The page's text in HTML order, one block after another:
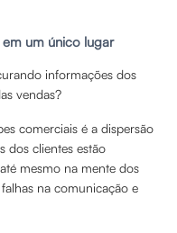
um único lugar
informações dos
vendas?
comerciais é a dispersão
dos clientes estão
mesmo na mente dos
na comunicação e